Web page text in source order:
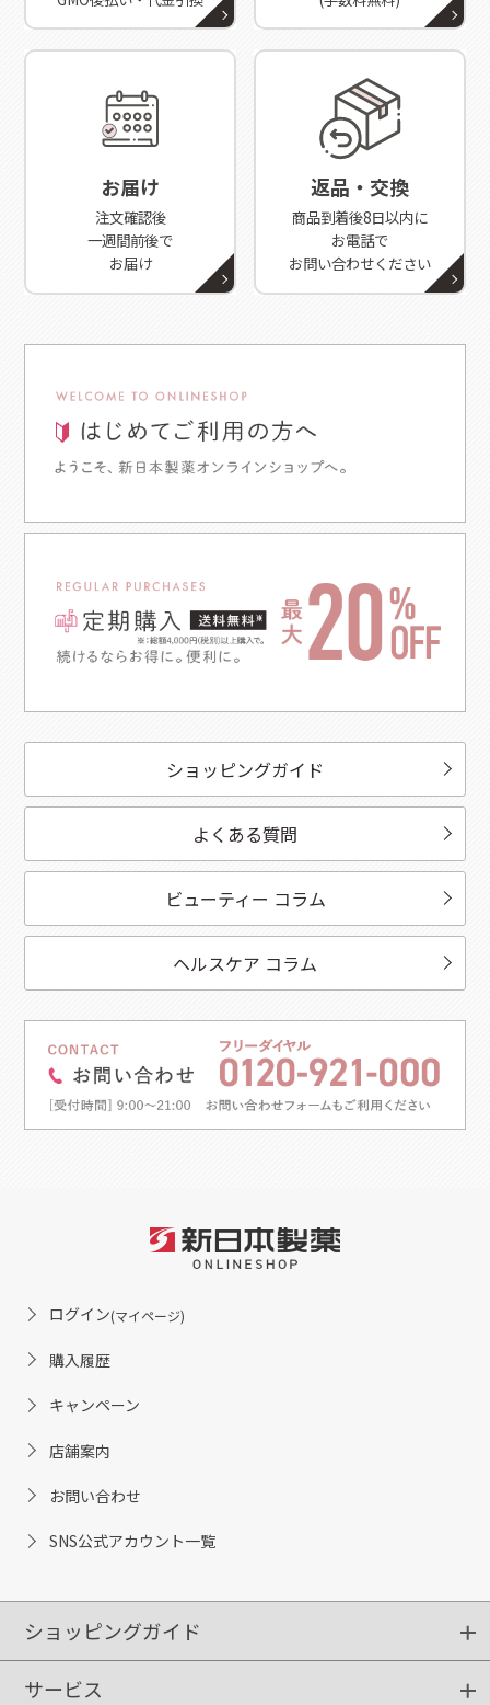
お届け
注文確認後
一週間前後で
お届け
返品・交換
商品到着後8日以内に
お電話で
お問い合わせください
ショッピングガイド
よくある質問
ビューティー コラム
ヘルスケア コラム
ログイン(マイページ)
購入履歴
キャンペーン
店舗案内
お問い合わせ
SNS公式アカウント一覧
ショッピングガイド
ショッピングガイド
ご注文方法
送料・配送
クーポンご利用方法
サービス